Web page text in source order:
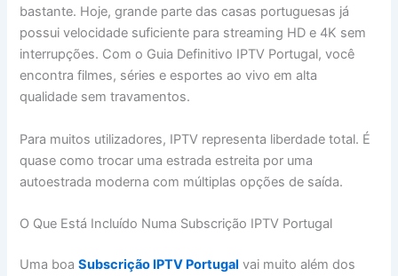
bastante. Hoje, grande parte das casas portuguesas já
possui velocidade suficiente para streaming HD e 4K sem
interrupções. Com o Guia Definitivo IPTV Portugal, você
encontra filmes, séries e esportes ao vivo em alta
qualidade sem travamentos.
Para muitos utilizadores, IPTV representa liberdade total. É
quase como trocar uma estrada estreita por uma
autoestrada moderna com múltiplas opções de saída.
O Que Está Incluído Numa Subscrição IPTV Portugal
Uma boaSubscrição IPTV Portugal vai muito além dos